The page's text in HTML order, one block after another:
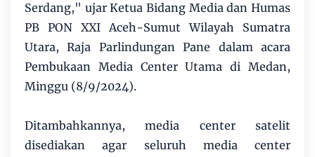
Serdang," ujar Ketua Bidang Media dan Humas
PB PON XXI Aceh-Sumut Wilayah Sumatra
Utara, Raja Parlindungan Pane dalam acara
Pembukaan Media Center Utama di Medan,
Minggu (8/9/2024).
Ditambahkannya, media center satelit
disediakan agar seluruh media center